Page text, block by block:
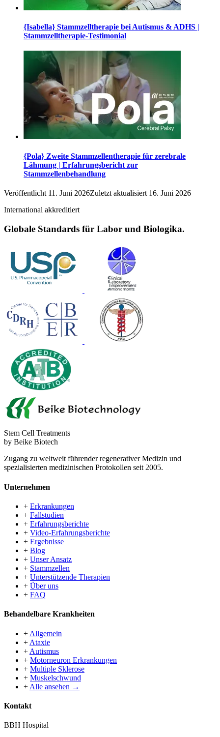
{Isabella} Stammzelltherapie bei Autismus & ADHS |
Stammzelltherapie-Testimonial
{Pola} Zweite Stammzellentherapie für zerebrale
Lähmung | Erfahrungsbericht zur
Stammzellenbehandlung
Veröffentlicht 11. Juni 2026Zuletzt aktualisiert 16. Juni 2026
International akkreditiert
Globale Standards für Labor und Biologika.
Stem Cell Treatments
by Beike Biotech
Zugang zu weltweit führender regenerativer Medizin und
spezialisierten medizinischen Protokollen seit 2005.
Unternehmen
+ Erkrankungen
+ Fallstudien
+ Erfahrungsberichte
+ Video-Erfahrungsberichte
+ Ergebnisse
+ Blog
+ Unser Ansatz
+ Stammzellen
+ Unterstützende Therapien
+ Über uns
+ FAQ
Behandelbare Krankheiten
+ Allgemein
+ Ataxie
+ Autismus
+ Motorneuron Erkrankungen
+ Multiple Sklerose
+ Muskelschwund
+ Alle ansehen →
Kontakt
BBH Hospital